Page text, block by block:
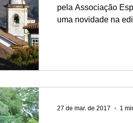
pela Associação
uma novidade na
27 de mar. de 2017 1